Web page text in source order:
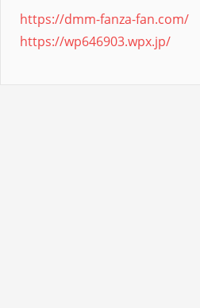
https://dmm-fanza-fan.com/
https://wp646903.wpx.jp/